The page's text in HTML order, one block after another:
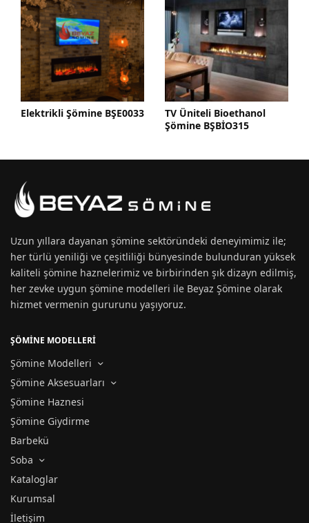
Şömine BŞE0033
TV Üniteli Bioethanol
Şömine BŞBİO315
TV
Uzun yıllara dayananşömine sektöründeki deneyimimiz ile;
her türlü yeniliği ve çeşitliliği bünyesinde bulunduran yüksek
kaliteli şömine haznelerimiz ve birbirinden şık dizayn edilmiş,
her zevke uygunşömine modelleri ile Beyaz Şömine olarak
hizmet vermenin gururunu yaşıyoruz.
ŞÖMİNE MODELLERİ
Şömine Modelleri
Şömine Aksesuarları
Şömine Haznesi
Şömine Giydirme
Barbekü
Soba
Kataloglar
Kurumsal
İletişim